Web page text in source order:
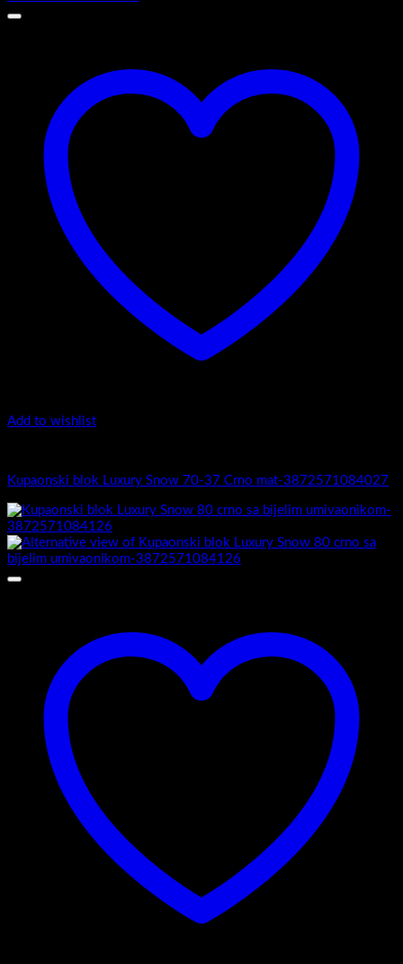
Add to wishlist
Kupaonski blok Luxury Snow 70-37 Crno mat-3872571084027